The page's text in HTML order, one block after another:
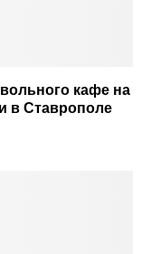
кафе на
в Ставрополе